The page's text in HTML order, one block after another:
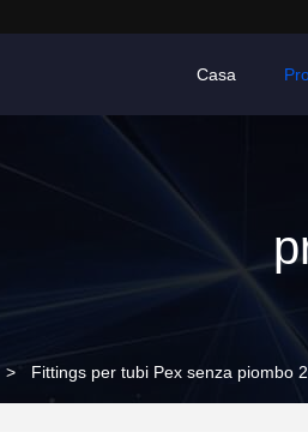
Casa
> Fittings per tubi Pex senza piombo